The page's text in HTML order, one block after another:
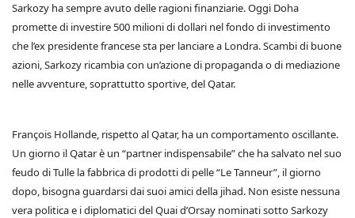
Sarkozy ha sempre avuto delle ragioni finanziarie. Oggi Doha
promette di investire 500 milioni di dollari nel fondo di investimento
che l’ex presidente francese sta per lanciare a Londra. Scambi di buone
azioni, Sarkozy ricambia con un’azione di propaganda o di mediazione
nelle avventure, soprattutto sportive, del Qatar.
François Hollande, rispetto al Qatar, ha un comportamento oscillante.
Un giorno il Qatar è un “partner indispensabile” che ha salvato nel suo
feudo di Tulle la fabbrica di prodotti di pelle “Le Tanneur”, il giorno
dopo, bisogna guardarsi dai suoi amici della jihad. Non esiste nessuna
vera politica e i diplomatici del Quai d’Orsay nominati sotto Sarkozy